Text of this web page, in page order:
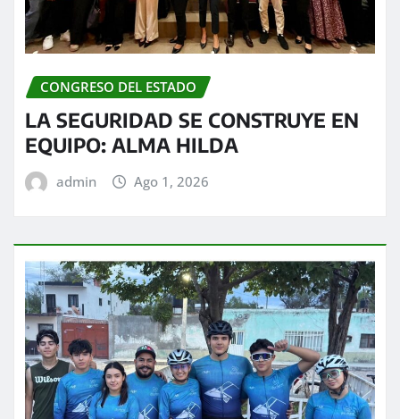
CONGRESO DEL ESTADO
LA SEGURIDAD SE CONSTRUYE EN
EQUIPO: ALMA HILDA
admin Ago 1, 2026